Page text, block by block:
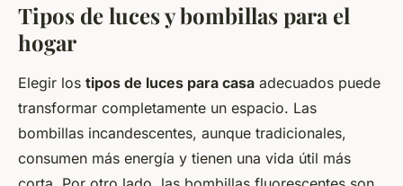
Tipos de luces y bombillas para el
hogar
Elegir los tipos de luces para casa adecuados puede
transformar completamente un espacio. Las
bombillas incandescentes, aunque tradicionales,
consumen más energía y tienen una vida útil más